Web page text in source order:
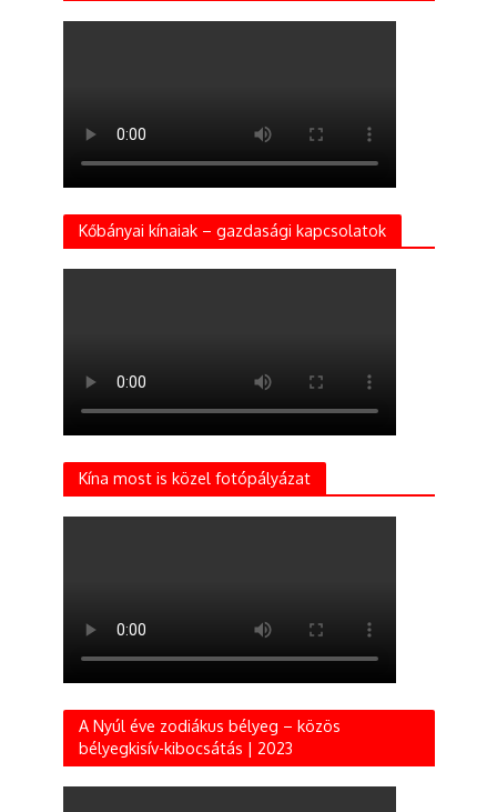
Kőbányai kínaiak – gazdasági kapcsolatok
Kína most is közel fotópályázat
A Nyúl éve zodiákus bélyeg – közös
bélyegkisív-kibocsátás | 2023